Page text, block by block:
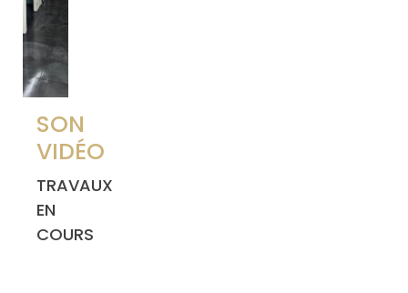
SON
VIDÉO
TRAVAUX
EN
COURS